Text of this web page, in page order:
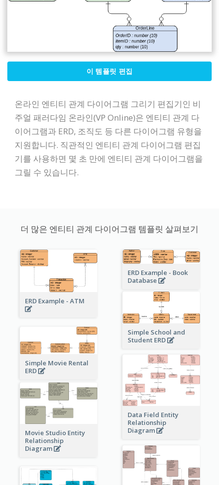
이 템플릿 편집
온라인 엔티티 관계 다이어그램 그리기 편집기인 비
주얼 패러다임 온라인(VP Online)은 엔티티 관계 다
이어그램과 ERD, 조직도 등 다른 다이어그램 유형을
지원합니다. 직관적인 엔티티 관계 다이어그램 편집
기를 사용하면 몇 초 만에 엔티티 관계 다이어그램을
그릴 수 있습니다.
더 많은 엔티티 관계 다이어그램 템플릿 살펴보기
ERD Example - ATM
ERD Example - Book
Database
Simple School and
Student ERD
Simple Movie Rental
ERD
Data Field Entity
Relationship
Diagram
Movie Studio Entity
Relationship
Diagram